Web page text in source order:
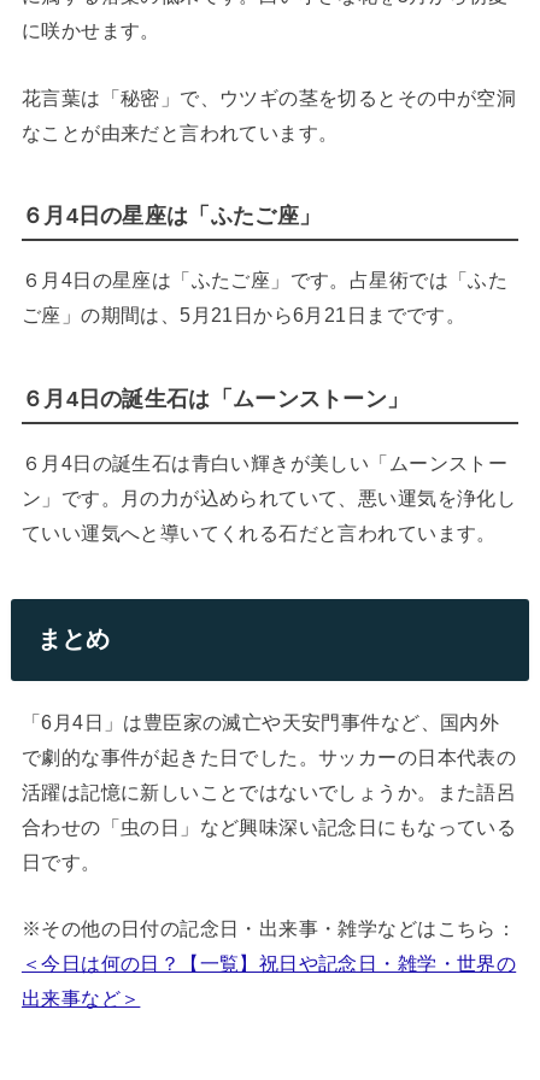
に咲かせます。
花言葉は「秘密」で、ウツギの茎を切るとその中が空洞
なことが由来だと言われています。
６月4日の星座は「ふたご座」
６月4日の星座は「ふたご座」です。占星術では「ふた
ご座」の期間は、5月21日から6月21日までです。
６月4日の誕生石は「ムーンストーン」
６月4日の誕生石は青白い輝きが美しい「ムーンストー
ン」です。月の力が込められていて、悪い運気を浄化し
ていい運気へと導いてくれる石だと言われています。
まとめ
「6月4日」は豊臣家の滅亡や天安門事件など、国内外
で劇的な事件が起きた日でした。サッカーの日本代表の
活躍は記憶に新しいことではないでしょうか。また語呂
合わせの「虫の日」など興味深い記念日にもなっている
日です。
※その他の日付の記念日・出来事・雑学などはこちら：
＜今日は何の日？【一覧】祝日や記念日・雑学・世界の
出来事など＞